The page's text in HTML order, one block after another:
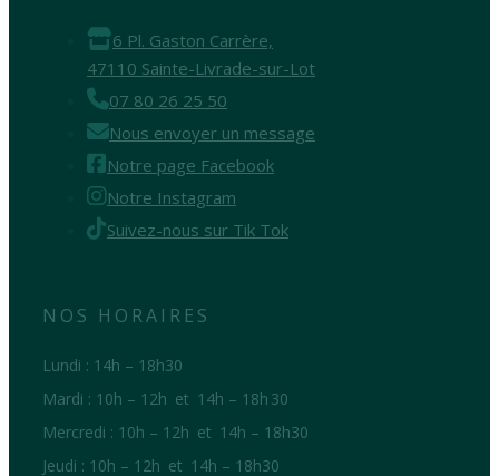
6 Pl. Gaston Carrère,
47110 Sainte-Livrade-sur-Lot
07 80 26 25 50
Nous envoyer un message
Notre page Facebook
Notre Instagram
Suivez-nous sur Tik Tok
NOS HORAIRES
Lundi : 14h – 18h30
Mardi : 10h – 12h et 14h – 18h 30
Mercredi : 10h – 12h et 14h – 18h30
Jeudi : 10h – 12h et 14h – 18h30